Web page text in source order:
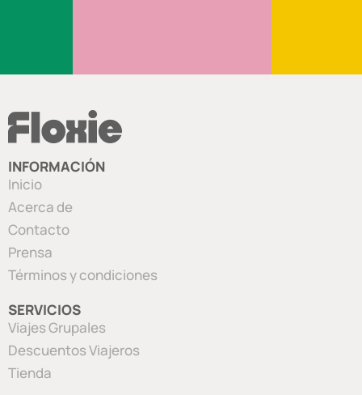
INFORMACIÓN
Inicio
Acerca de
Contacto
Prensa
Términos y condiciones
SERVICIOS
Viajes Grupales
Descuentos Viajeros
Tienda